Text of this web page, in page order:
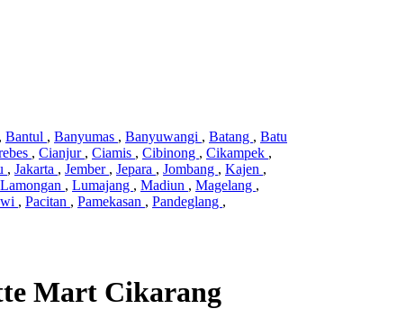
, Bantul , Banyumas , Banyuwangi , Batang , Batu
, Cianjur , Ciamis , Cibinong , Cikampek ,
, Jakarta , Jember , Jepara , Jombang , Kajen ,
Lamongan , Lumajang , Madiun , Magelang ,
, Pacitan , Pamekasan , Pandeglang ,
Mart Cikarang